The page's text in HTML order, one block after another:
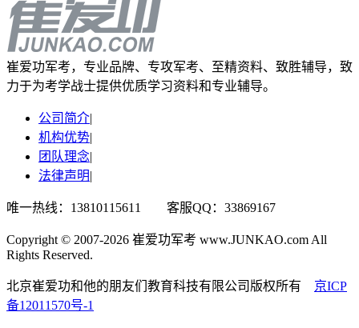
崔爱功军考，专业品牌、专攻军考、至精资料、致胜辅导，致
力于为考学战士提供优质学习资料和专业辅导。
公司简介|
机构优势|
团队理念|
法律声明|
唯一热线：13810115611 客服QQ：33869167
Copyright © 2007-2026 崔爱功军考 www.JUNKAO.com All
Rights Reserved.
北京崔爱功和他的朋友们教育科技有限公司版权所有 京ICP
备12011570号-1